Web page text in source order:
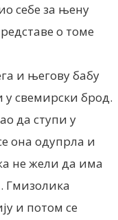
себе за њену
о томе
и његову бабу
свемирски брод.
да ступи у
она одупрла и
не жели да има
Гмизолика
и потом се